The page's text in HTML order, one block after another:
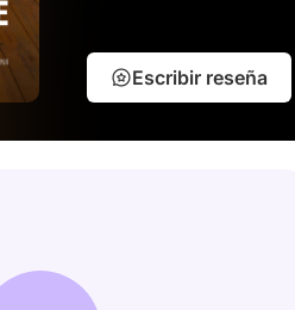
Escribir reseña